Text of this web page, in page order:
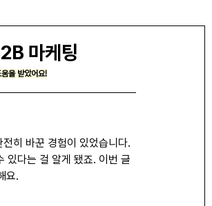
마케팅
을 받았어요!
히 바꾼 경험이 있었습니다.
있다는 걸 알게 됐죠. 이번 글
요.